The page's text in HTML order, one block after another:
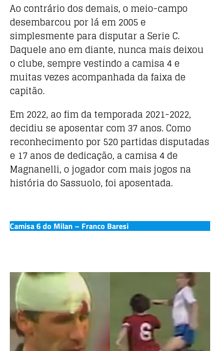
Ao contrário dos demais, o meio-campo
desembarcou por lá em 2005 e
simplesmente para disputar a Serie C.
Daquele ano em diante, nunca mais deixou
o clube, sempre vestindo a camisa 4 e
muitas vezes acompanhada da faixa de
capitão.
Em 2022, ao fim da temporada 2021-2022,
decidiu se aposentar com 37 anos. Como
reconhecimento por 520 partidas disputadas
e 17 anos de dedicação, a camisa 4 de
Magnanelli, o jogador com mais jogos na
história do Sassuolo, foi aposentada.
Camisa 6 do Milan – Franco Baresi